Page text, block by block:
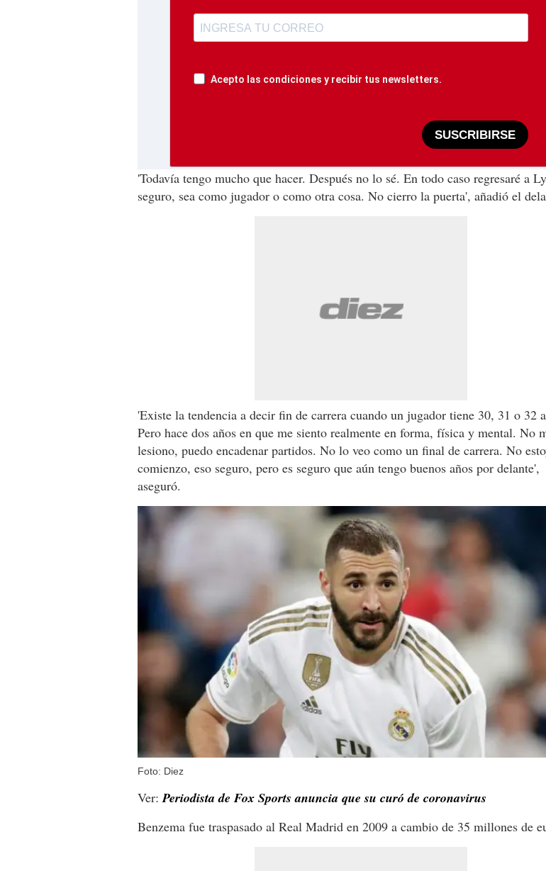
Acepto las condiciones y recibir tus newsletters.
SUSCRIBIRSE
'Todavía tengo mucho que hacer. Después no lo sé. En todo caso regresaré a
seguro, sea como jugador o como otra cosa. No cierro la puerta', añadió el
'Existe la tendencia a decir fin de carrera cuando un jugador tiene 30, 31 o 32
Pero hace dos años en que me siento realmente en forma, física y mental. No
lesiono, puedo encadenar partidos. No lo veo como un final de carrera. No
comienzo, eso seguro, pero es seguro que aún tengo buenos años por delante',
aseguró.
Foto: Diez
Ver: Periodista de Fox Sports anuncia que su curó de coronavirus
Benzema fue traspasado al Real Madrid en 2009 a cambio de 35 millones de